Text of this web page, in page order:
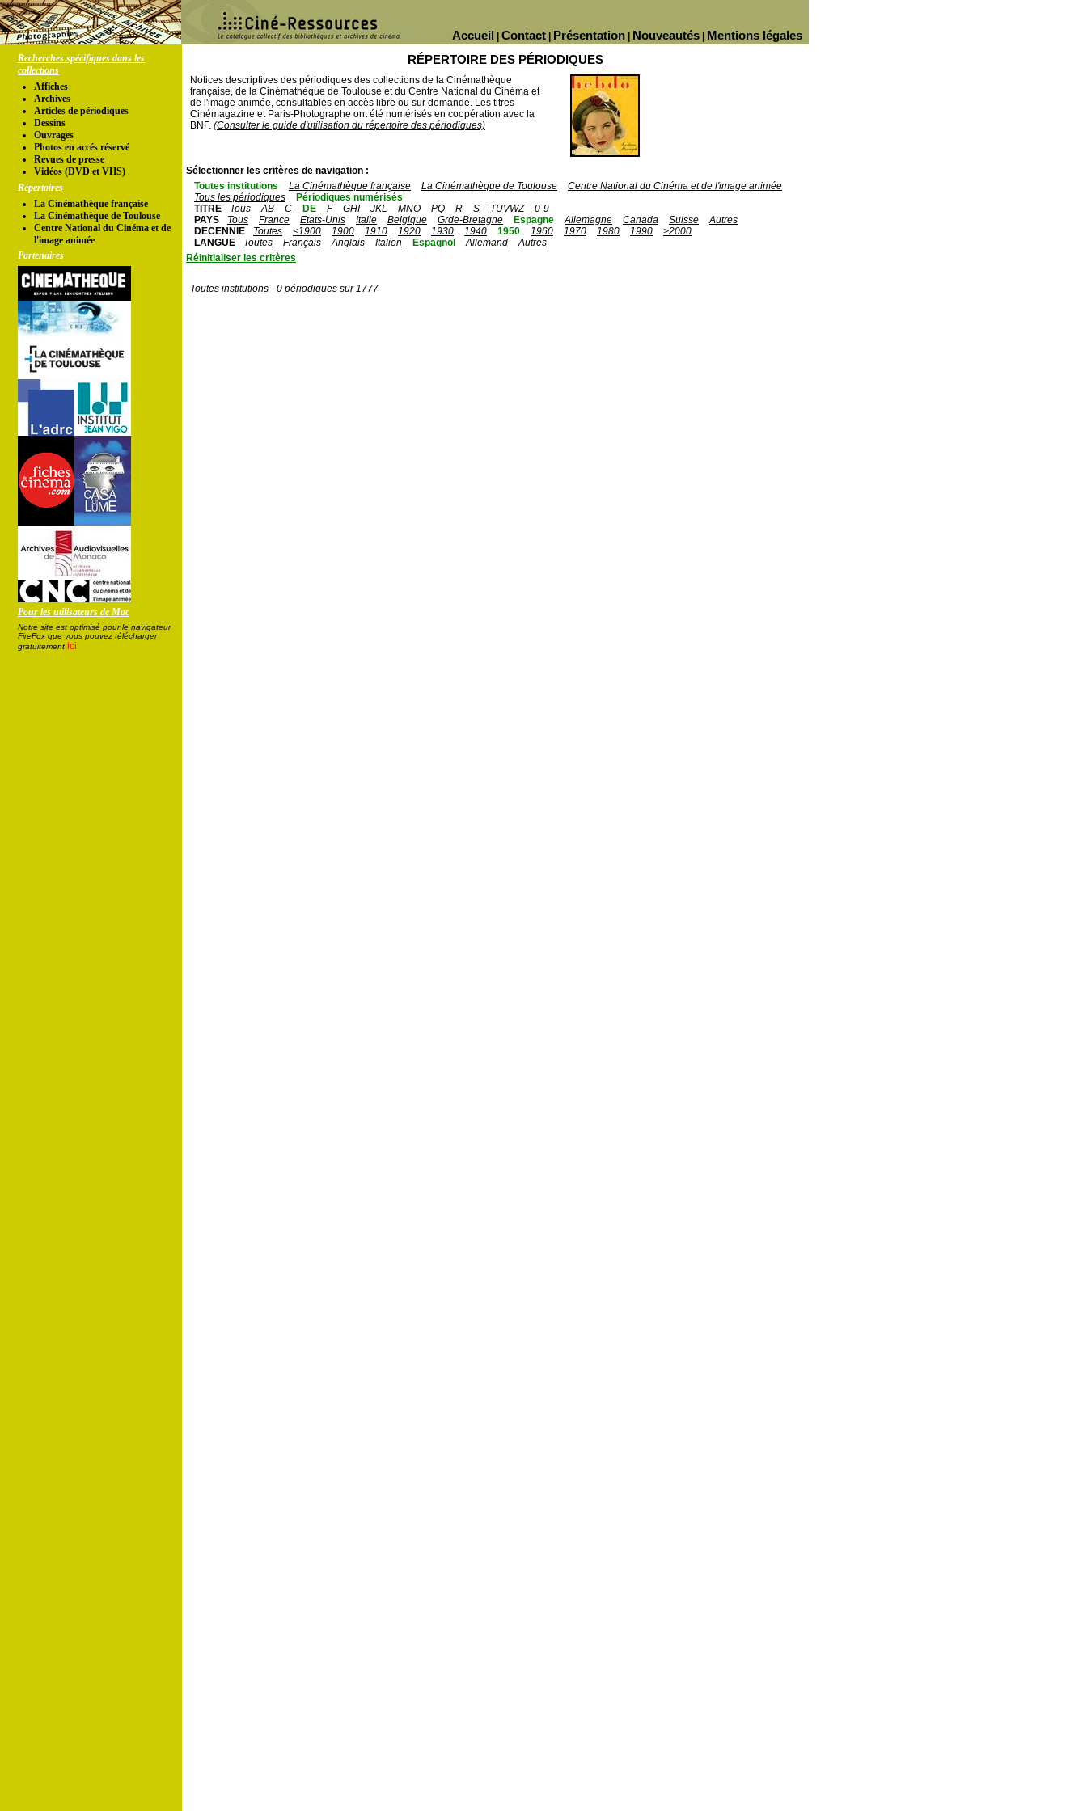
Mentions légales
Nouveautés
Présentation
Contact
Accueil
Recherches spécifiques dans les
collections
Affiches
Archives
Articles de périodiques
Dessins
Ouvrages
Photos en accés réservé
Revues de presse
Vidéos (DVD et VHS)
Répertoires
La Cinémathèque française
La Cinémathèque de Toulouse
Centre National du Cinéma et de
l'image animée
Partenaires
Pour les utilisateurs de Mac
Notre site est optimisé pour le navigateur
FireFox que vous pouvez télécharger
gratuitement ici
RÉPERTOIRE DES PÉRIODIQUES
Notices descriptives des périodiques des collections de la Cinémathèque
française, de la Cinémathèque de Toulouse et du Centre National du Cinéma et
de l'image animée, consultables en accès libre ou sur demande. Les titres
Cinémagazine et Paris-Photographe ont été numérisés en coopération avec la
BNF. (Consulter le guide d'utilisation du répertoire des périodiques)
Sélectionner les critères de navigation :
Toutes institutions
La Cinémathèque française La Cinémathèque de Toulouse
Centre National du Cinéma et de l'image animée
Tous les périodiques
Périodiques numérisés
TITRE
Tous AB C DE F GHI JKL MNO PQ R S TUVWZ
0-9
PAYS
Tous France Etats-Unis Italie Belgique Grde-Bretagne Espagne Allemagne Canada Suisse
Autres
DECENNIE
Toutes <1900 1900 1910 1920 1930 1940 1950 1960 1970 1980 1990
>2000
LANGUE
Toutes Français Anglais Italien Espagnol Allemand
Autres
Réinitialiser les critères
Toutes institutions - 0 périodiques sur 1777